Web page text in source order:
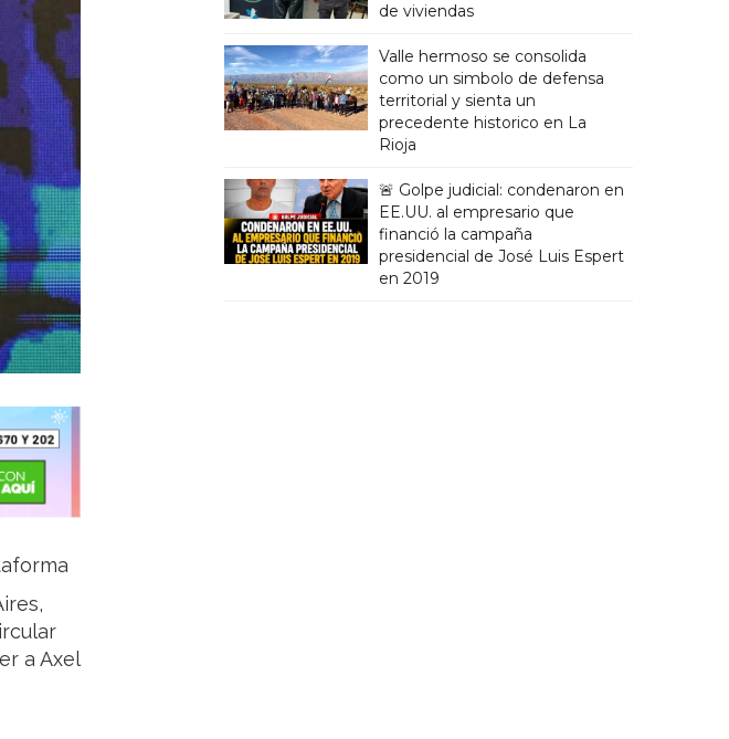
a Axel
de viviendas
Valle hermoso se consolida
como un simbolo de defensa
territorial y sienta un
precedente historico en La
Rioja
🚨 Golpe judicial: condenaron en
EE.UU. al empresario que
financió la campaña
presidencial de José Luis Espert
en 2019